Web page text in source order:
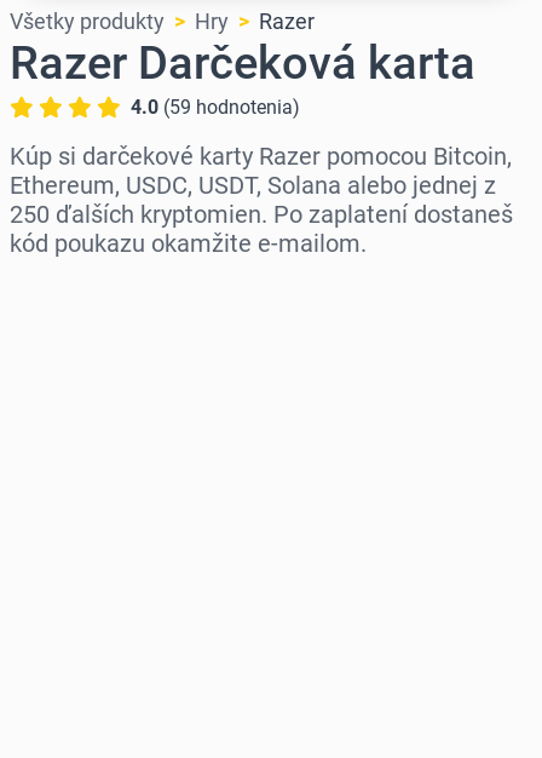
Všetky produkty Hry Razer
Razer Darčeková karta
4.0 (59 hodnotenia)
Kúp si darčekové karty Razer pomocou Bitcoin,
Ethereum, USDC, USDT, Solana alebo jednej z
250 ďalších kryptomien. Po zaplatení dostaneš
kód poukazu okamžite e-mailom.